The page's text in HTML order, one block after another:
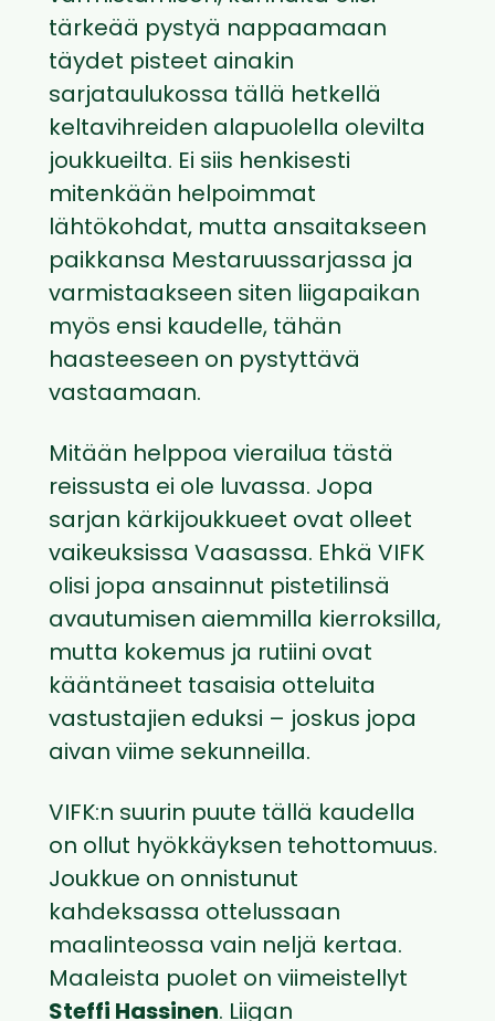
tärkeää pystyä nappaamaan
täydet pisteet ainakin
sarjataulukossa tällä hetkellä
keltavihreiden alapuolella olevilta
joukkueilta. Ei siis henkisesti
mitenkään helpoimmat
lähtökohdat, mutta ansaitakseen
paikkansa Mestaruussarjassa ja
varmistaakseen siten liigapaikan
myös ensi kaudelle, tähän
haasteeseen on pystyttävä
vastaamaan.
Mitään helppoa vierailua tästä
reissusta ei ole luvassa. Jopa
sarjan kärkijoukkueet ovat olleet
vaikeuksissa Vaasassa. Ehkä VIFK
olisi jopa ansainnut pistetilinsä
avautumisen aiemmilla kierroksilla,
mutta kokemus ja rutiini ovat
kääntäneet tasaisia otteluita
vastustajien eduksi – joskus jopa
aivan viime sekunneilla.
VIFK:n suurin puute tällä kaudella
on ollut hyökkäyksen tehottomuus.
Joukkue on onnistunut
kahdeksassa ottelussaan
maalinteossa vain neljä kertaa.
Maaleista puolet on viimeistellyt
Steffi Hassinen. Liigan